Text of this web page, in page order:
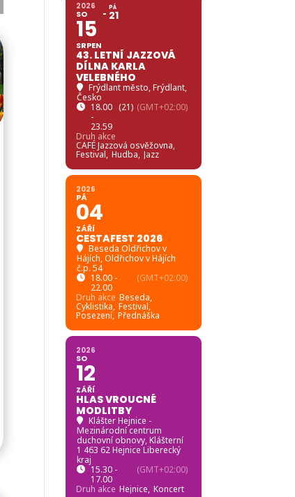
2026
SO
15
SRPEN
PÁ
21
43. LETNÍ JAZZOVÁ
DÍLNA KARLA
VELEBNÉHO
Frýdlant město, Frýdlant,
Česko
18.00
-
23.59
(21) (GMT+02:00)
Druh akce
CAFÉ Jazzová osvěžovna,
Festival, Hudba, Jazz
2026
PÁ
04
ZÁŘÍ
CESTAFEST 2026
Beseda Oldřichov v
Hájích, Oldřichov v Hájích
č.p. 54
18.00 -
22.00
(GMT+02:00)
Druh akce Beseda,
Cyklistika, Festival,
Posezení, Přednáška
2026
SO
12
ZÁŘÍ
HLAS VROUCNÉ
MODLITBY
Klášter Hejnice -
Mezinárodní centrum
duchovní obnovy, Klášterní
1 463 62 Hejnice Liberecký
kraj
15.30 -
17.00
(GMT+02:00)
Druh akce Hejnice, Koncert